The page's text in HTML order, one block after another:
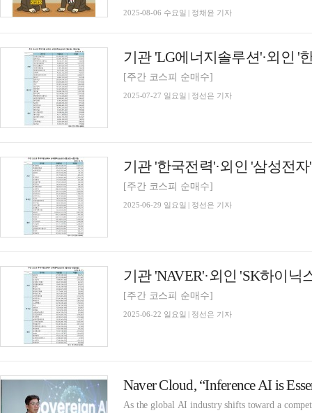
2025-08-06 수요일 | 정채윤 기자
[주간 코스피 순매수]
2025-07-27 일요일 | 정선은 기자
[주간 코스피 순매수]
2025-06-29 일요일 | 정선은 기자
[주간 코스피 순매수]
2025-06-22 일요일 | 정선은 기자
As the global AI industry shifts toward a